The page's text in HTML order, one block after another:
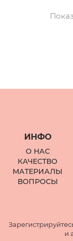
ИНФО
О НАС
КАЧЕСТВО
МАТЕРИАЛЫ
ВОПРОСЫ
и